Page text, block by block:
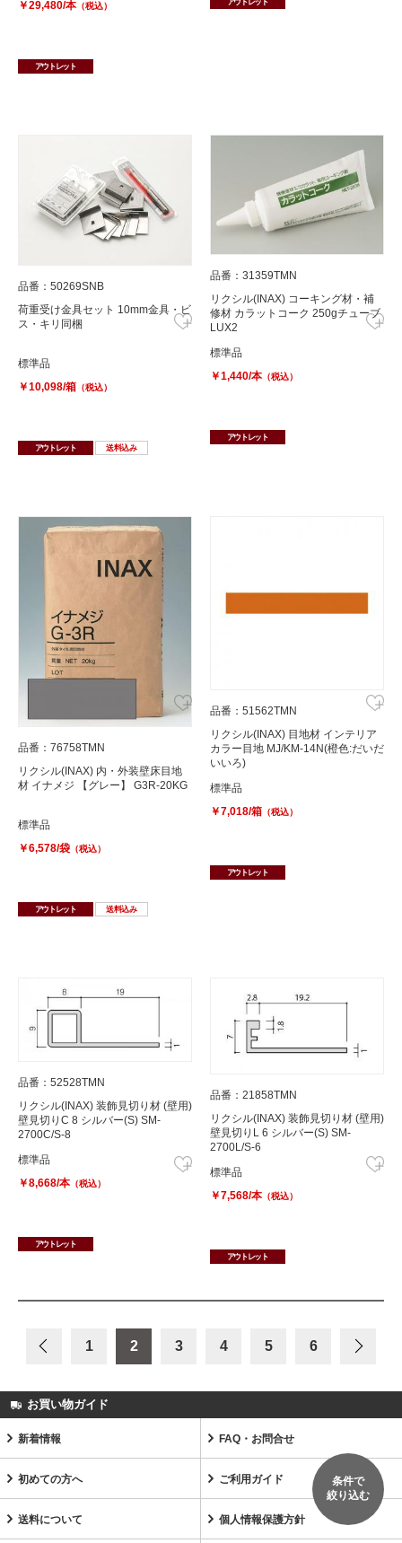
￥29,480/本 （税込）
アウトレット
アウトレット
品番：50269SNB
荷重受け金具セット 10mm金具・ビ
ス・キリ同梱
標準品
￥10,098/箱 （税込）
アウトレット 送料込み
品番：31359TMN
リクシル(INAX) コーキング材・補
修材 カラットコーク 250gチューブ
LUX2
標準品
￥1,440/本 （税込）
アウトレット
品番：76758TMN
リクシル(INAX) 内・外装壁床目地
材 イナメジ 【グレー】 G3R-20KG
標準品
￥6,578/袋 （税込）
アウトレット 送料込み
品番：51562TMN
リクシル(INAX) 目地材 インテリア
カラー目地 MJ/KM-14N(橙色:だいだ
いいろ)
標準品
￥7,018/箱 （税込）
アウトレット
品番：52528TMN
リクシル(INAX) 装飾見切り材 (壁用)
壁見切りC 8 シルバー(S) SM-
2700C/S-8
標準品
￥8,668/本 （税込）
アウトレット
品番：21858TMN
リクシル(INAX) 装飾見切り材 (壁用)
壁見切りL 6 シルバー(S) SM-
2700L/S-6
標準品
￥7,568/本 （税込）
アウトレット
1 2 3 4 5 6
条件で
絞り込む
お買い物ガイド
新着情報 FAQ・お問合せ
初めての方へ ご利用ガイド
送料について 個人情報保護方針